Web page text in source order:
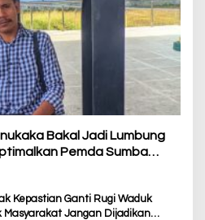
Bakal Jadi Lumbung
Pemda Sumba
Kepastian Ganti Rugi Waduk
Masyarakat Jangan Dijadikan